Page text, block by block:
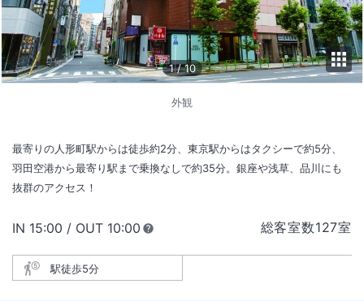
1 /10
外観
最寄りの人形町駅からは徒歩約2分、東京駅からはタクシーで約5分、
羽田空港から最寄り駅まで乗換なしで約35分。銀座や浅草、品川にも
抜群のアクセス！
総客室数127室
IN チェックイン
15:00 / OUT チェックアウト
10:00
駅徒歩5分